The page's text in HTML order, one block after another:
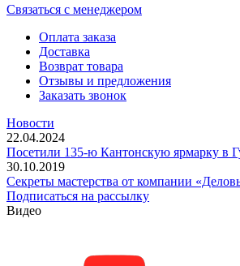
Cвязаться с менеджером
Оплата заказа
Доставка
Возврат товара
Отзывы и предложения
Заказать звонок
Новости
22.04.2024
Посетили 135-ю Кантонскую ярмарку в
30.10.2019
Секреты мастерства от компании
Подписаться на рассылку
Видео